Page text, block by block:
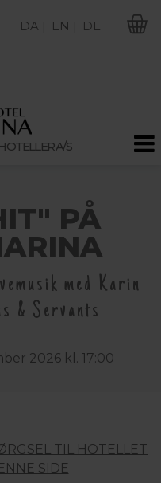
A/S
DA | EN | DE
PÅ
med Karin
& Servants
2026 kl. 17:00
TIL HOTELLET
SIDE